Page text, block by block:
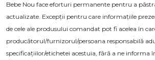
Bebe Nou face eforturi permanente pentru a
actualizate. Excepții pentru care informațiile
de cele ale produsului comandat pot fi acelea în
producătorul/furnizorul/persoana responsabilă
specificațiilor/etichetei acestuia, fără a ne informa